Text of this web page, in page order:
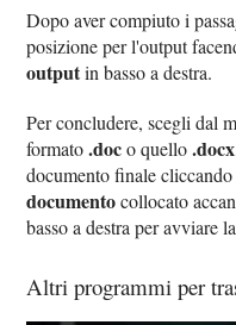
Dopo aver compiuto i
posizione per l'output
outputin basso a destra.
Per concludere, scegli dal
formato.doco quello.docx
documento finale
documentocollocato
basso a destra per avviare
Altri programmi per